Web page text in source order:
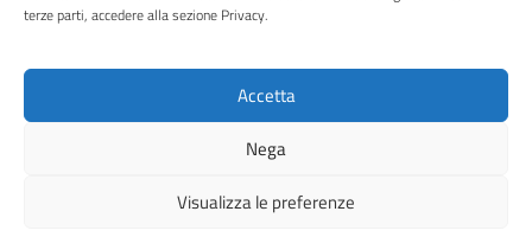
terze parti, accedere alla sezione Privacy.
Accetta
Nega
Visualizza le preferenze
Instagram